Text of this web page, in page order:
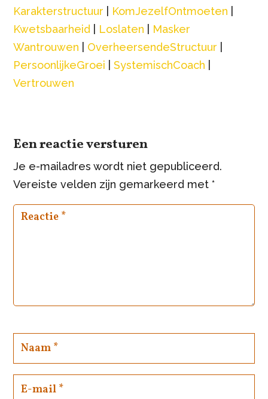
Karakterstructuur
KomJezelfOntmoeten
Kwetsbaarheid
Loslaten
Masker
Wantrouwen
OverheersendeStructuur
PersoonlijkeGroei |SystemischCoach
Vertrouwen
Een reactie versturen
Je e-mailadres wordt niet gepubliceerd.
Vereiste velden zijn gemarkeerd met*